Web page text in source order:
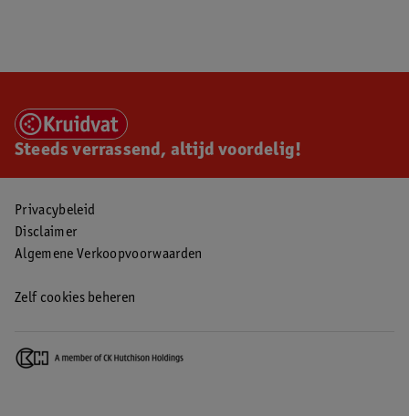
Steeds verrassend, altijd voordelig!
Privacybeleid
Disclaimer
Algemene Verkoopvoorwaarden
Zelf cookies beheren